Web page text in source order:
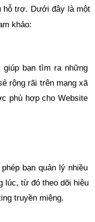
hỗ trợ. Dưới đây là một
khảo:
giúp bạn tìm ra những
rộng rãi trên mạng xã
phù hợp cho Website
bạn quản lý nhiều
lúc, từ đó theo dõi hiệu
truyền miệng.